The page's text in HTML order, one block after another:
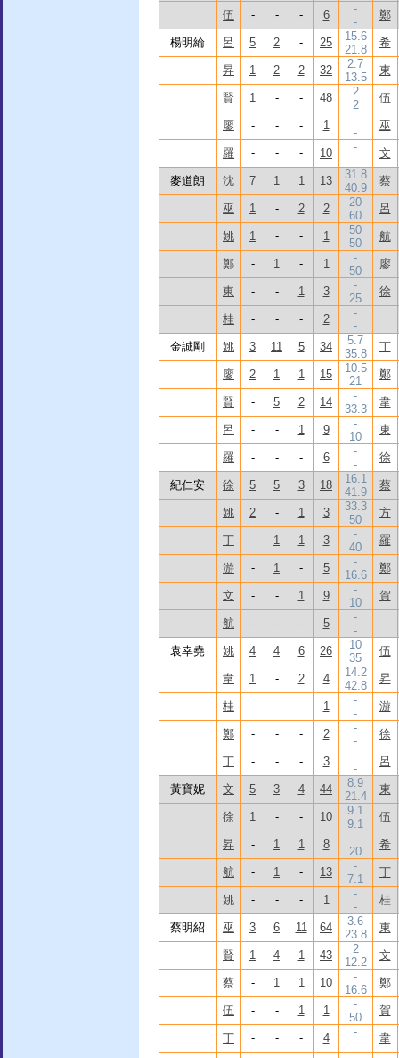
伍
- - - 6
-
-
鄭
楊明綸 呂 5 2 - 25
15.6
21.8
希
昇 1 2 2 32
2.7
13.5
東
賢 1 - - 48
2
2
伍
廖 - - - 1
-
-
巫
羅 - - - 10
-
-
文
麥道朗 沈 7 1 1 13
31.8
40.9
蔡
巫 1 - 2 2
20
60
呂
姚 1 - - 1
50
50
航
鄭 - 1 - 1
-
50
廖
東 - - 1 3
-
25
徐
桂 - - - 2
-
-
金誠剛
姚 3 11 5 34
5.7
35.8
丁
廖 2 1 1 15
10.5
21
鄭
賢 - 5 2 14
-
33.3
韋
呂 - - 1 9
-
10
東
羅 - - - 6
-
-
徐
紀仁安 徐 5 5 3 18
16.1
41.9
蔡
姚 2 - 1 3
33.3
50
方
丁 - 1 1 3
-
40
羅
游 - 1 - 5
-
16.6
鄭
文 - - 1 9
-
10
賀
航 - - - 5
-
-
袁幸堯
姚 4 4 6 26
10
35
伍
韋 1 - 2 4
14.2
42.8
昇
桂 - - - 1
-
-
游
鄭 - - - 2
-
-
徐
丁 - - - 3
-
-
呂
黃寶妮 文 5 3 4 44
8.9
21.4
東
徐 1 - - 10
9.1
9.1
伍
昇 - 1 1 8
-
20
希
航 - 1 - 13
-
7.1
丁
姚 - - - 1
-
-
桂
蔡明紹 巫 3 6 11 64
3.6
23.8
東
賢 1 4 1 43
2
12.2
文
蔡 - 1 1 10
-
16.6
鄭
伍 - - 1 1
-
50
賀
丁 - - - 4
-
-
韋